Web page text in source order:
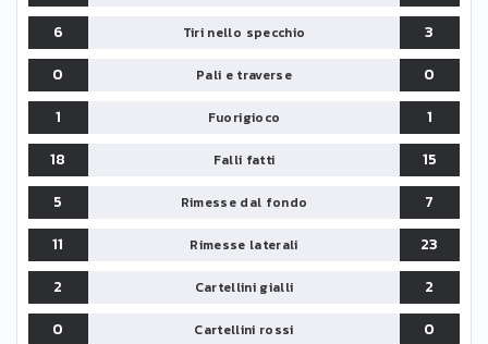
6
Tiri nello specchio
3
0
Pali e traverse
0
1
Fuorigioco
1
18
Falli fatti
15
5
Rimesse dal fondo
7
11
Rimesse laterali
23
2
Cartellini gialli
2
0
Cartellini rossi
0